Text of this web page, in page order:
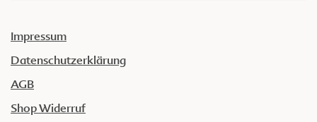
Impressum
Datenschutzerklärung
AGB
Shop Widerruf